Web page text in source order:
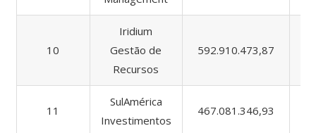
10
Iridium
Gestão de
Recursos
592.910.473,87
11
SulAmérica
Investimentos
467.081.346,93